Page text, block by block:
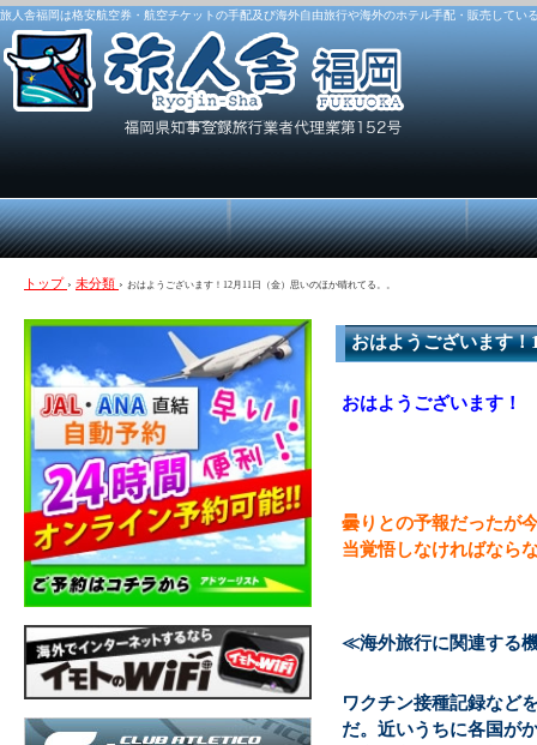
旅人舎福岡は格安航空券・航空チケットの手配及び海外自由旅行や海外のホテル手配・販売して
トップ › 未分類 › おはようございます！12月11日（金）思いのほか晴れてる。。
おはようございます
おはようございます！
曇りとの予報だったが
当覚悟しなければなら
≪海外旅行に関連する
ワクチン接種記録など
だ。近いうちに各国が